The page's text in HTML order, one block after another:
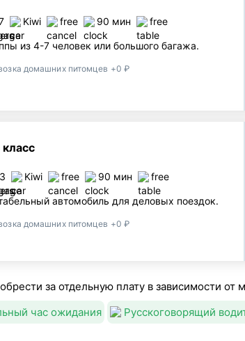
Kiwi free 90 мин free
из 4-7 человек или большого багажа.
домашних питомцев +0 ₽
класс
3 Kiwi free 90 мин free
автомобиль для деловых поездок.
домашних питомцев +0 ₽
за отдельную плату в зависимости от
час ожидания Русскоговорящий